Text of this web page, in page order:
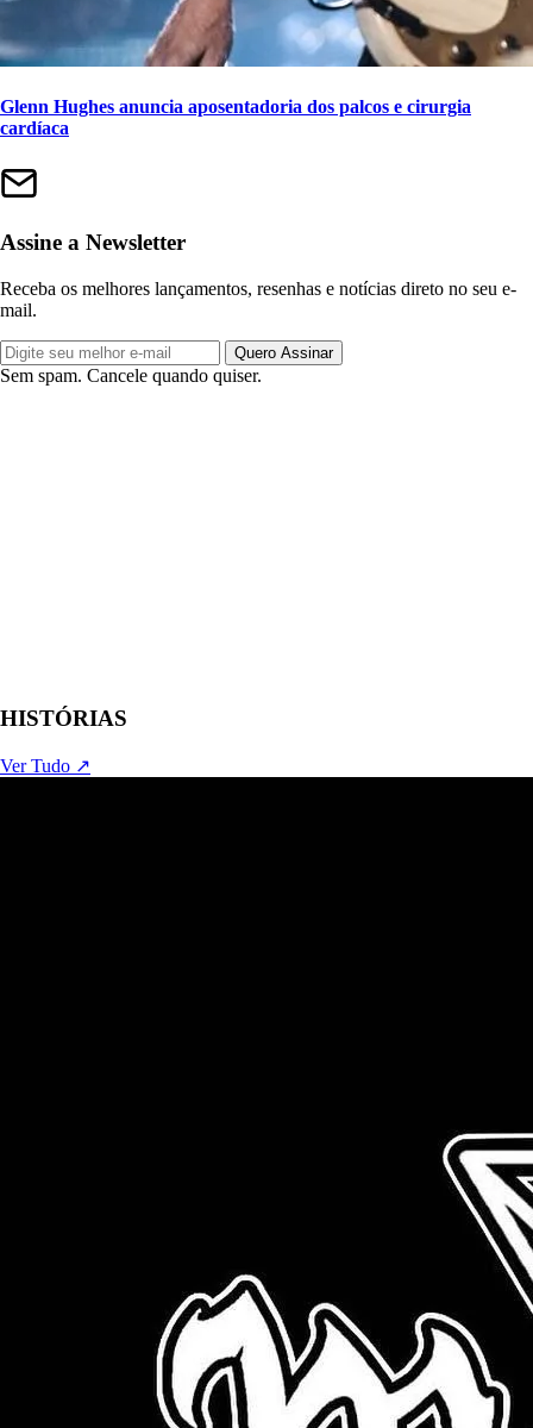
Glenn Hughes anuncia aposentadoria dos palcos e cirurgia
cardíaca
Assine a Newsletter
Receba os melhores lançamentos, resenhas e notícias direto no seu e-
mail.
Quero Assinar
Sem spam. Cancele quando quiser.
HISTÓRIAS
Ver Tudo ↗